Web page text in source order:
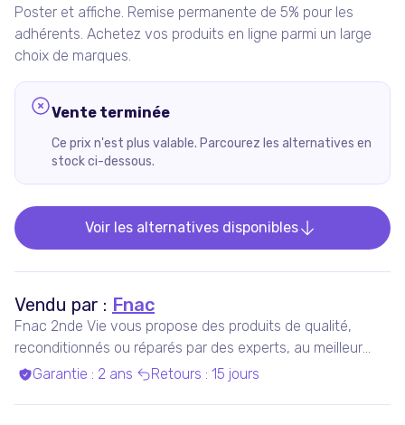
Poster et affiche. Remise permanente de 5% pour les
adhérents. Achetez vos produits en ligne parmi un large
choix de marques.
Vente terminée
Ce prix n'est plus valable. Parcourez les alternatives en
stock ci-dessous.
Voir les alternatives disponibles
Vendu par : Fnac
Fnac 2nde Vie vous propose des produits de qualité,
reconditionnés ou réparés par des experts, au meilleur
prix.Garantie : 2 ans Retours : 15 jours